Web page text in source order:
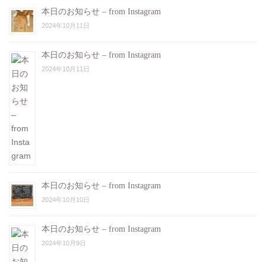
本日のお知らせ – from Instagram
2024年10月11日
本日のお知らせ – from Instagram
2024年10月11日
本日のお知らせ – from Instagram
2024年10月10日
本日のお知らせ – from Instagram
2024年10月9日